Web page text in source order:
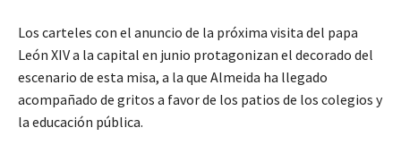
Los carteles con el anuncio de la próxima visita del papa
León XIV a la capital en junio protagonizan el decorado del
escenario de esta misa, a la que Almeida ha llegado
acompañado de gritos a favor de los patios de los colegios y
la educación pública.